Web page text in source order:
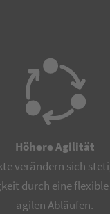
Höhere Agilität
verändern sich
durch eine
agilen Abläufen.